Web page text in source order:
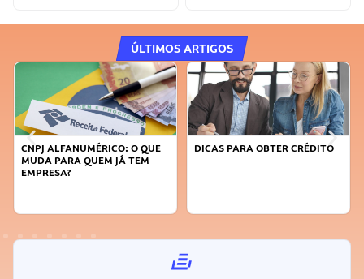
ÚLTIMOS ARTIGOS
DICAS PARA OBTER CRÉDITO
FAÇA A DIFERENÇA: SEJA